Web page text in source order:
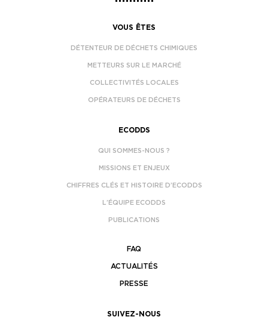
VOUS ÊTES
DÉTENTEUR DE DÉCHETS CHIMIQUES
METTEURS SUR LE MARCHÉ
COLLECTIVITÉS LOCALES
OPÉRATEURS DE DÉCHETS
ECODDS
QUI SOMMES-NOUS ?
MISSIONS ET ENJEUX
CHIFFRES CLÉS ET HISTOIRE D’ECODDS
L’ÉQUIPE ECODDS
PUBLICATIONS
FAQ
ACTUALITÉS
PRESSE
SUIVEZ-NOUS